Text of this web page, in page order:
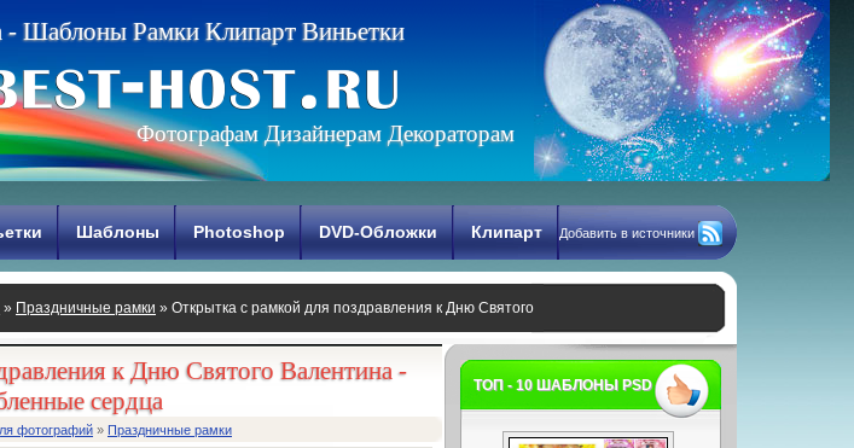
- Шаблоны Рамки Клипарт Виньетки
Фотографам Дизайнерам Декораторам
Шаблоны Photoshop DVD-Обложки Клипарт Добавить в источники
» Праздничные рамки » Открытка с рамкой для поздравления к Дню Святого
к Дню Святого Валентина -
сердца
фотографий » Праздничные рамки
ТОП - 10 ШАБЛОНЫ PSD